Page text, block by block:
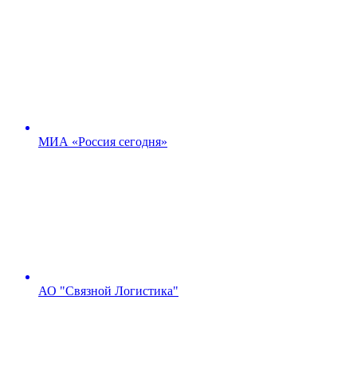
МИА «Россия сегодня»
АО "Связной Логистика"